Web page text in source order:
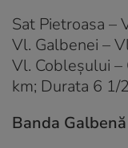
Sat Pietroasa –
Vl. Galbenei –
Vl. Cobleşului –
km; Durata 6 1/
Banda Galbenă